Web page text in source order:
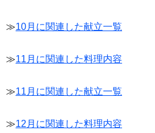
≫10月に関連した献立一覧
≫11月に関連した料理内容
≫11月に関連した献立一覧
≫12月に関連した料理内容